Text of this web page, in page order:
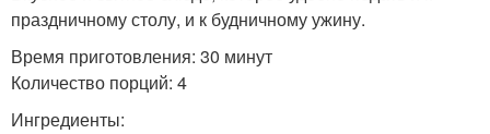
Сердца с омлетом
праздничному столу, и к будничному ужину.
Время приготовления: 30 минут
Количество порций: 4
Ингредиенты: